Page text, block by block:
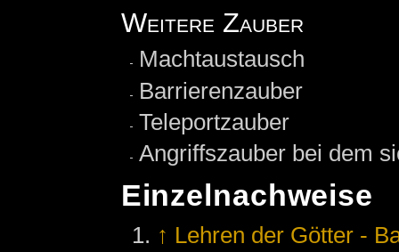
Weitere Zauber
Machtaustausch
Barrierenzauber
Teleportzauber
Angriffszauber bei dem
Einzelnachweise
↑ Lehren der Götter -